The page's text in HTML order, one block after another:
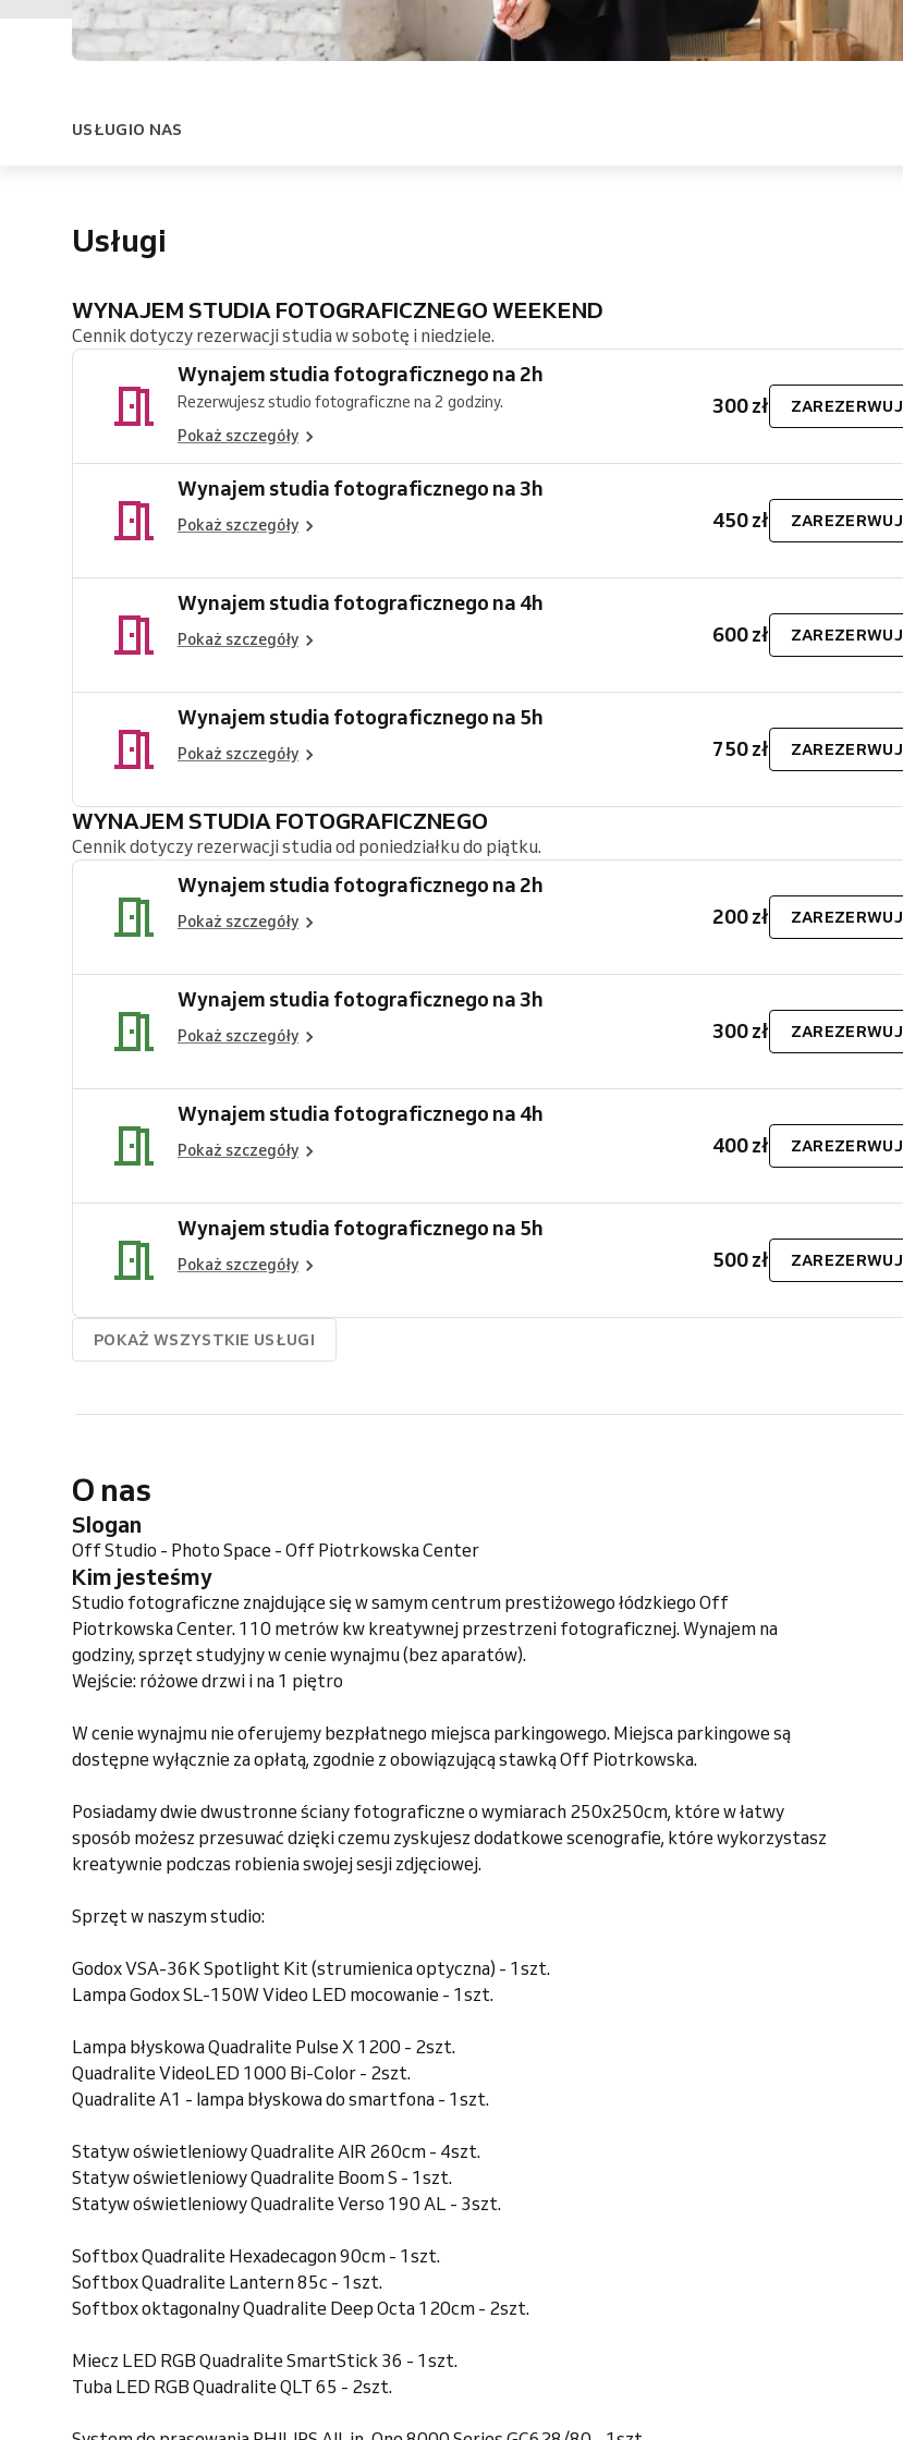
USŁUGIO NAS
Usługi
WYNAJEM STUDIA FOTOGRAFICZNEGO WEEKEND
Cennik dotyczy rezerwacji studia w sobotę i niedziele.
Wynajem studia fotograficznego na 2h
Rezerwujesz studio fotograficzne na 2 godziny.
Pokaż szczegóły
300 zł ZAREZERWUJ
Wynajem studia fotograficznego na 3h
Pokaż szczegóły 450 zł ZAREZERWUJ
Wynajem studia fotograficznego na 4h
Pokaż szczegóły 600 zł ZAREZERWUJ
Wynajem studia fotograficznego na 5h
Pokaż szczegóły 750 zł ZAREZERWUJ
WYNAJEM STUDIA FOTOGRAFICZNEGO
Cennik dotyczy rezerwacji studia od poniedziałku do piątku.
Wynajem studia fotograficznego na 2h
Pokaż szczegóły 200 zł ZAREZERWUJ
Wynajem studia fotograficznego na 3h
Pokaż szczegóły 300 zł ZAREZERWUJ
Wynajem studia fotograficznego na 4h
Pokaż szczegóły 400 zł ZAREZERWUJ
Wynajem studia fotograficznego na 5h
Pokaż szczegóły 500 zł ZAREZERWUJ
POKAŻ WSZYSTKIE USŁUGI
O nas
Slogan
Off Studio - Photo Space - Off Piotrkowska Center
Kim jesteśmy
Studio fotograficzne znajdujące się w samym centrum prestiżowego łódzkiego Off
Piotrkowska Center. 110 metrów kw kreatywnej przestrzeni fotograficznej. Wynajem na
godziny, sprzęt studyjny w cenie wynajmu (bez aparatów).
Wejście: różowe drzwi i na 1 piętro
W cenie wynajmu nie oferujemy bezpłatnego miejsca parkingowego. Miejsca parkingowe są
dostępne wyłącznie za opłatą, zgodnie z obowiązującą stawką Off Piotrkowska.
Posiadamy dwie dwustronne ściany fotograficzne o wymiarach 250x250cm, które w łatwy
sposób możesz przesuwać dzięki czemu zyskujesz dodatkowe scenografie, które wykorzystasz
kreatywnie podczas robienia swojej sesji zdjęciowej.
Sprzęt w naszym studio:
Godox VSA-36K Spotlight Kit (strumienica optyczna) - 1szt.
Lampa Godox SL-150W Video LED mocowanie - 1szt.
Lampa błyskowa Quadralite Pulse X 1200 - 2szt.
Quadralite VideoLED 1000 Bi-Color - 2szt.
Quadralite A1 - lampa błyskowa do smartfona - 1szt.
Statyw oświetleniowy Quadralite AIR 260cm - 4szt.
Statyw oświetleniowy Quadralite Boom S - 1szt.
Statyw oświetleniowy Quadralite Verso 190 AL - 3szt.
Softbox Quadralite Hexadecagon 90cm - 1szt.
Softbox Quadralite Lantern 85c - 1szt.
Softbox oktagonalny Quadralite Deep Octa 120cm - 2szt.
Miecz LED RGB Quadralite SmartStick 36 - 1szt.
Tuba LED RGB Quadralite QLT 65 - 2szt.